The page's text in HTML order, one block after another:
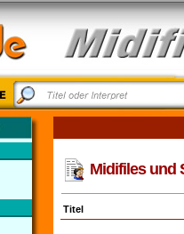
Midifiles und
Titel